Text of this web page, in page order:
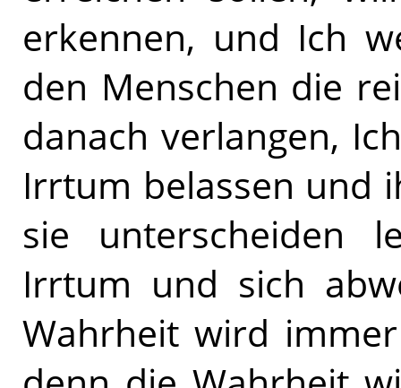
erkennen, und Ich
den Menschen die
danach verlangen,
Irrtum belassen und
sie unterscheiden
Irrtum und sich
Wahrheit wird